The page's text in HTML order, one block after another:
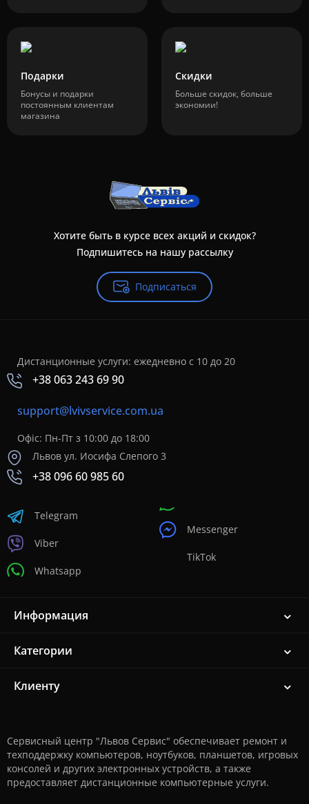
Подарки
Бонусы и подарки
постоянным клиентам
магазина
Скидки
Больше скидок, больше
экономии!
Хотите быть в курсе всех акций и скидок?
Подпишитесь на нашу рассылку
Подписаться
Дистанционные услуги: ежедневно с 10 до 20
+38 063 243 69 90
support@lvivservice.com.ua
Офіс: Пн-Пт з 10:00 до 18:00
Львов ул. Иосифа Слепого 3
+38 096 60 985 60
Telegram
Viber
Whatsapp
Messenger
TikTok
Информация
Категории
Клиенту
Сервисный центр "Львов Сервис" обеспечивает ремонт и
техподдержку компьютеров, ноутбуков, планшетов, игровых
консолей и других электронных устройств, а также
предоставляет дистанционные компьютерные услуги.